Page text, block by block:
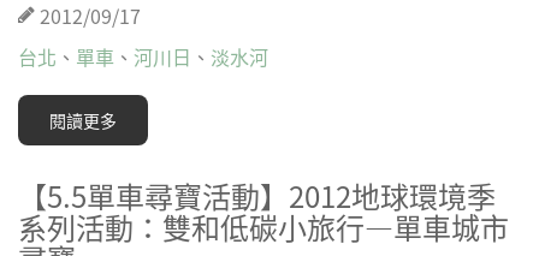
2012/09/17
台北 、 單車 、 河川日 、 淡水河
閱讀更多
【5.5單車尋寶活動】2012地球環境季
系列活動：雙和低碳小旅行—單車城市